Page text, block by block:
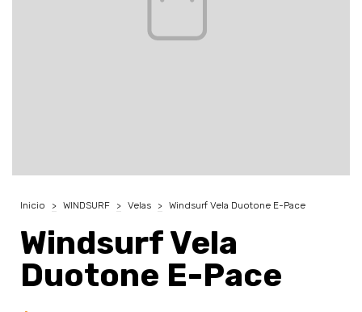
Inicio > WINDSURF > Velas > Windsurf Vela Duotone E-Pace
Windsurf Vela
Duotone E-Pace